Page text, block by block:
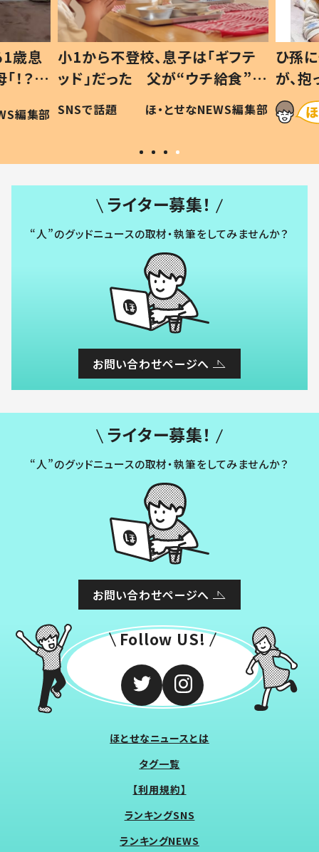
歳息
？」
編集部
小1から不登校、息子は「ギフテ
ッド」だった 父が“ウチ給食”を
作り続ける理由とは #令和の親
#令和の子
SNSで話題 ほ・とせなNEWS編集部
ひ孫
が、
「涙
い」
ライター募集！
“人”のグッドニュースの取材・執筆をしてみませんか？
お問い合わせページへ
ライター募集！
“人”のグッドニュースの取材・執筆をしてみませんか？
お問い合わせページへ
Follow US!
ほとせなニュースとは
タグ一覧
【利用規約】
ランキングSNS
ランキングNEWS